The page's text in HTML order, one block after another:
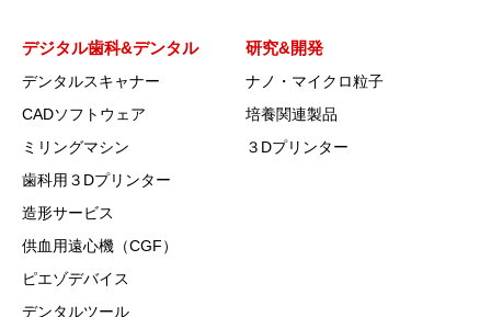
デジタル歯科&デンタル
デンタルスキャナー
CADソフトウェア
ミリングマシン
歯科用３Dプリンター
造形サービス
供血用遠心機（CGF）
ピエゾデバイス
デンタルツール
研究&開発
ナノ・マイクロ粒子
培養関連製品
３Dプリンター